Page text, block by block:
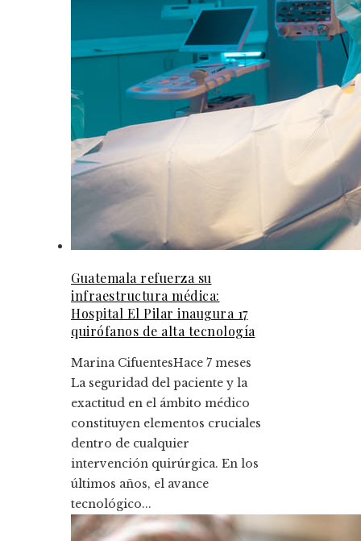
Guatemala refuerza su
infraestructura médica:
Hospital El Pilar inaugura 17
quirófanos de alta tecnología
Marina CifuentesHace 7 meses
La seguridad del paciente y la
exactitud en el ámbito médico
constituyen elementos cruciales
dentro de cualquier
intervención quirúrgica. En los
últimos años, el avance
tecnológico...